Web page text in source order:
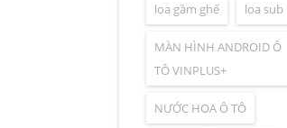
loa gầm ghế loa sub
MÀN HÌNH ANDROID Ô
TÔ VINPLUS+
NƯỚC HOA Ô TÔ